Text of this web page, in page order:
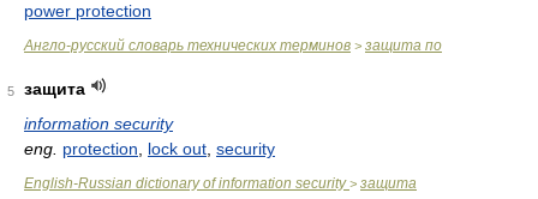
power protection
Англо-русский словарь технических терминов > защита по
5
защита
information security
eng. protection lock out security
English-Russian dictionary of information security> защита